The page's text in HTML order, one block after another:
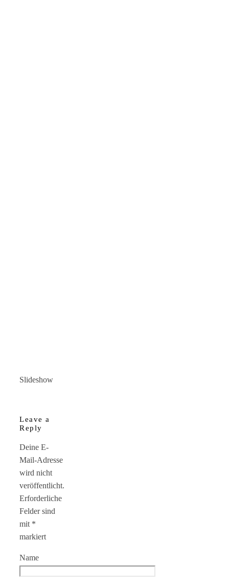
Slideshow
Leave a
Reply
Deine E-
Mail-Adresse
wird nicht
veröffentlicht.
Erforderliche
Felder sind
mit *
markiert
Name